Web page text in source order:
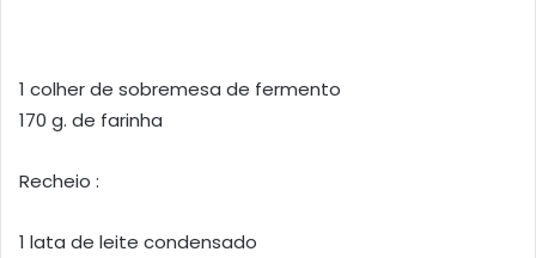
1 colher de sobremesa de fermento
170 g. de farinha
Recheio :
1 lata de leite condensado